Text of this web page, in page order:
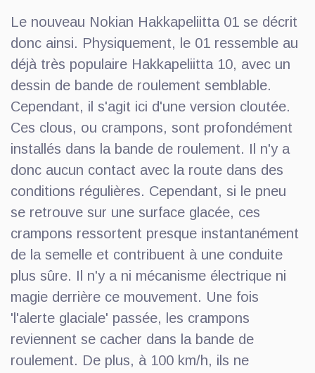
Le nouveau Nokian Hakkapeliitta 01 se décrit
donc ainsi. Physiquement, le 01 ressemble au
déjà très populaire Hakkapeliitta 10, avec un
dessin de bande de roulement semblable.
Cependant, il s'agit ici d'une version cloutée.
Ces clous, ou crampons, sont profondément
installés dans la bande de roulement. Il n'y a
donc aucun contact avec la route dans des
conditions régulières. Cependant, si le pneu
se retrouve sur une surface glacée, ces
crampons ressortent presque instantanément
de la semelle et contribuent à une conduite
plus sûre. Il n'y a ni mécanisme électrique ni
magie derrière ce mouvement. Une fois
'l'alerte glaciale' passée, les crampons
reviennent se cacher dans la bande de
roulement. De plus, à 100 km/h, ils ne